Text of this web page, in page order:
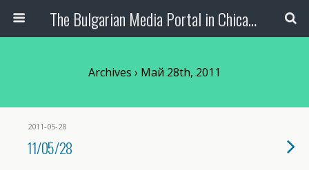
The Bulgarian Media Portal in Chicago
Archives › Май 28th, 2011
2011-05-28
11/05/28